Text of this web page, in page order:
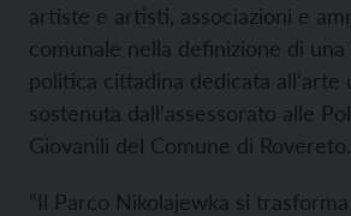
artiste e artisti, associazioni e
comunale nella definizione di una
politica cittadina dedicata all’arte
sostenuta dall’assessorato alle
Giovanili del Comune di Rovereto.
“Il Parco Nikolajewka si